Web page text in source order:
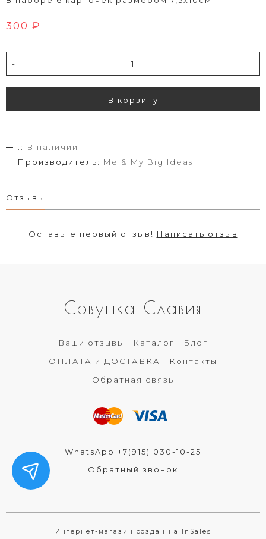
300 ₽
- +
В корзину
.:
В наличии
Производитель: Me & My Big Ideas
Отзывы
Оставьте первый отзыв! Написать отзыв
Совушка Славия
Ваши отзывы Каталог
Блог
ОПЛАТА и ДОСТАВКА
Контакты
Обратная связь
WhatsApp +7(915) 030-10-25
Обратный звонок
Интернет-магазин создан на InSales